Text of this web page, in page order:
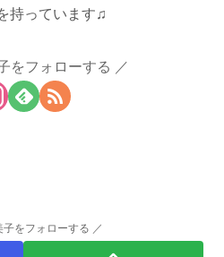
持っています♫
をフォローする
子をフォローする